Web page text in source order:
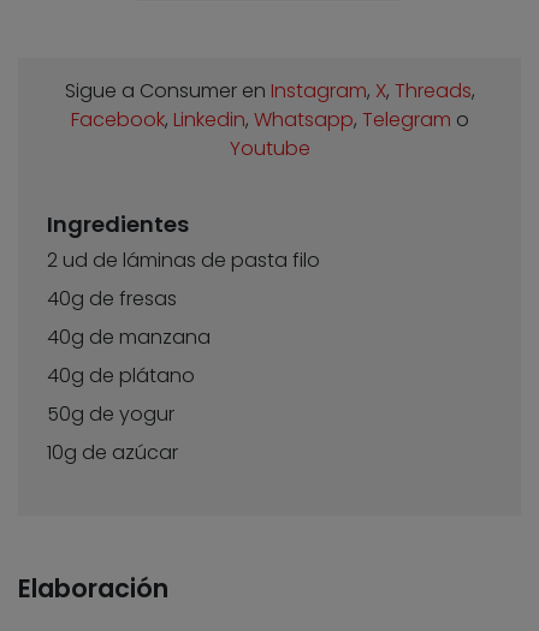
Sigue a Consumer en Instagram, X, Threads,
Facebook, Linkedin, Whatsapp, Telegram o
Youtube
Ingredientes
2 ud de láminas de pasta filo
40g de fresas
40g de manzana
40g de plátano
50g de yogur
10g de azúcar
Elaboración